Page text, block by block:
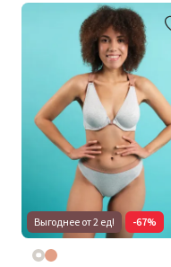
Выгоднее от 2 ед! -67%